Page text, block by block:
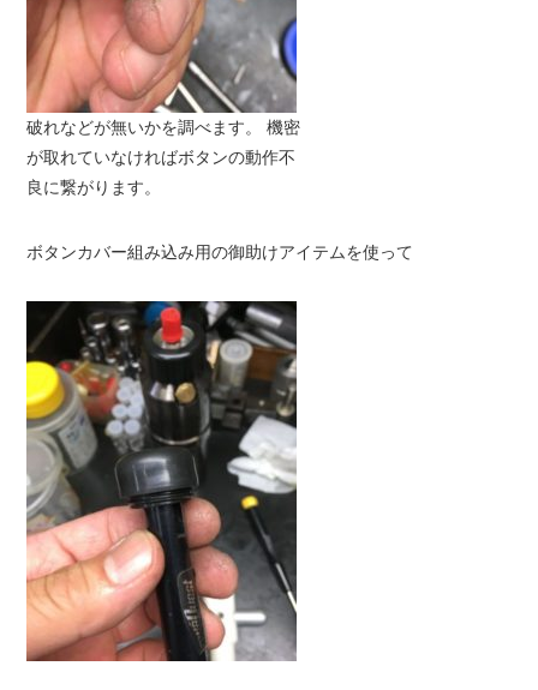
破れなどが無いかを調べます。 機密
が取れていなければボタンの動作不
良に繋がります。
ボタンカバー組み込み用の御助けアイテムを使って